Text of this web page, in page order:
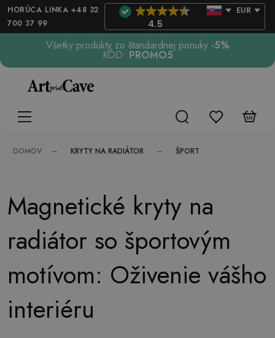
HORÚCA LINKA +48 32
700 37 99
4.5
EUR
Všetky produkty zo štandardnej ponuky -5%
KÓD: PROMO5
DOMOV KRYTY NA RADIÁTOR ŠPORT
Magnetické kryty na
radiátor so športovým
motívom: Oživenie vášho
interiéru